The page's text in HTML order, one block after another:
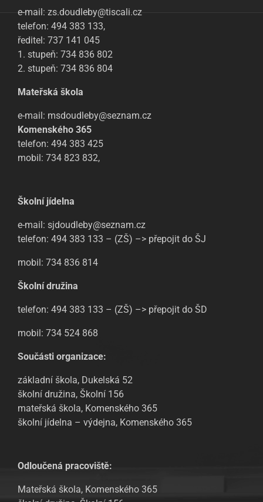
e-mail: zs.doudleby@tiscali.cz
telefon: 494 383 133,
ředitel: 737 141 045
1. stupeň: 734 836 802
2. stupeň: 734 836 804
Mateřská škola
e-mail: msdoudleby@seznam.cz
Komenského 365
telefon: 494 383 425
mobil: 734 823 832,
Školní jídelna
e-mail: sjdoudleby@seznam.cz
telefon: 494 383 133 – (ZŠ) –> přepojit do ŠJ
mobil: 734 836 814
Školní družina
telefon: 494 383 133 – (ZŠ) –> přepojit do ŠD
mobil: 734 524 868
Součásti organizace:
základní škola, Dukelská 52
školní družina, Školní 156
mateřská škola, Komenského 365
školní jídelna – výdejna, Komenského 365
Odloučená pracoviště:
Mateřská škola, Komenského 365